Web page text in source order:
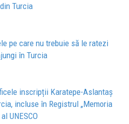
Turcia
pe care nu trebuie să le ratezi
în Turcia
inscripții Karatepe-Aslantaș
incluse în Registrul „Memoria
UNESCO